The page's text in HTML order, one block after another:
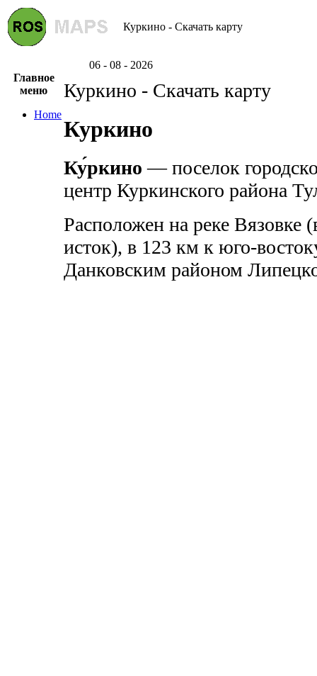
Куркино - Скачать карту
06 - 08 - 2026
Главное
меню
Home
Куркино - Скачать карту
Куркино
Ку́ркино — поселок
центр Куркинского района
Расположен на реке Вязовке
исток), в 123 км к юго-
Данковским районом